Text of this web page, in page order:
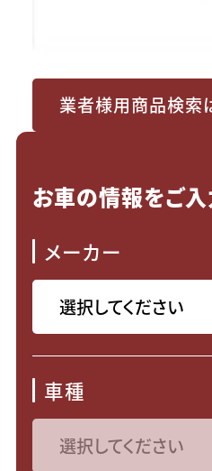
業者様用商品検索
お車の情報をご入
メーカー
車種